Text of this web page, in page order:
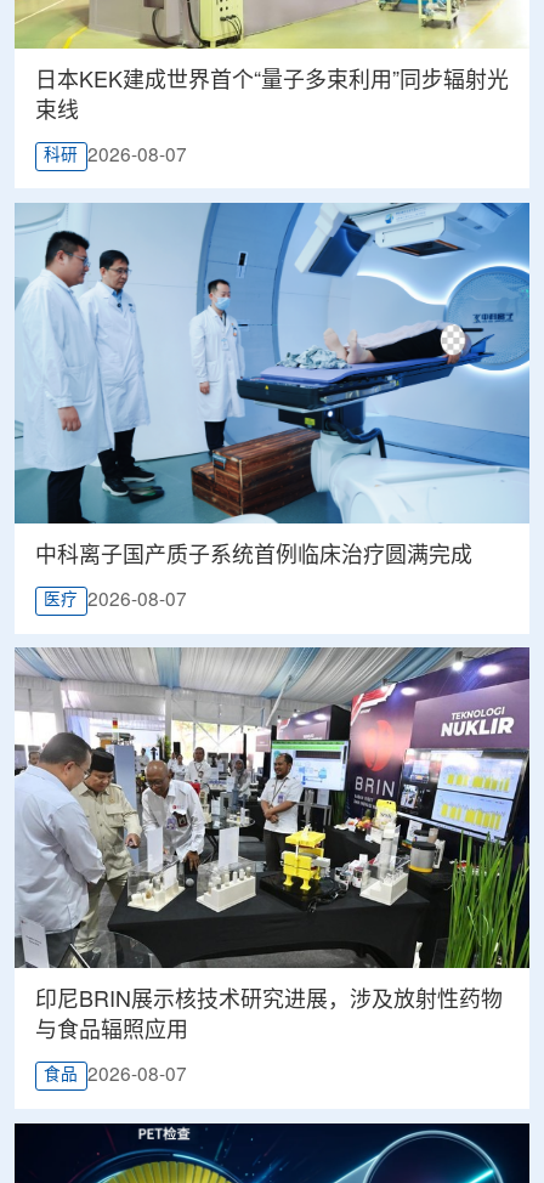
日本KEK建成世界首个“量子多束利用”同步辐射光
束线
科研 2026-08-07
中科离子国产质子系统首例临床治疗圆满完成
医疗 2026-08-07
印尼BRIN展示核技术研究进展，涉及放射性药物
与食品辐照应用
食品 2026-08-07